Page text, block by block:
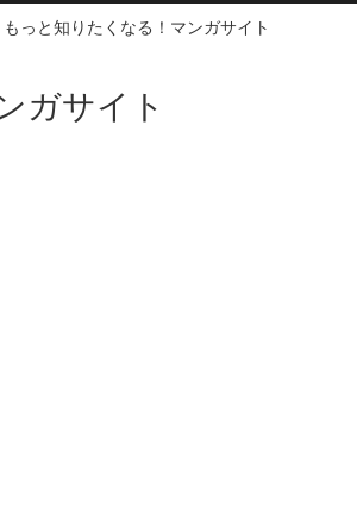
っと知りたくなる！マンガサイト
ガサイト